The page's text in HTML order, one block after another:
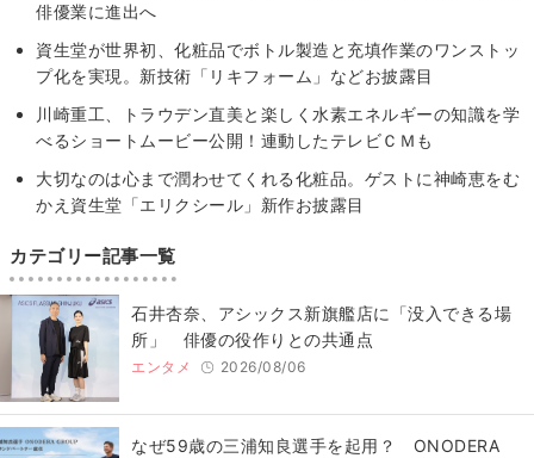
俳優業に進出へ
資生堂が世界初、化粧品でボトル製造と充填作業のワンストッ
プ化を実現。新技術「リキフォーム」などお披露目
川崎重工、トラウデン直美と楽しく水素エネルギーの知識を学
べるショートムービー公開！連動したテレビＣＭも
大切なのは心まで潤わせてくれる化粧品。ゲストに神崎恵をむ
かえ資生堂「エリクシール」新作お披露目
カテゴリー記事一覧
石井杏奈、アシックス新旗艦店に「没入できる場
所」 俳優の役作りとの共通点
エンタメ 2026/08/06
なぜ59歳の三浦知良選手を起用？ ONODERA